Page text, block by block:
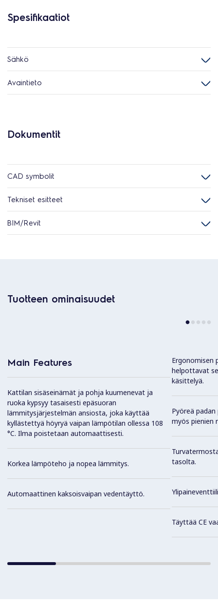
Spesifikaatiot
Sähkö
Avaintieto
Dokumentit
CAD symbolit
Tekniset esitteet
BIM/Revit
Tuotteen ominaisuudet
Main Features
Kattilan sisäseinämät ja pohja kuumenevat ja
ruoka kypsyy tasaisesti epäsuoran
lämmitysjärjestelmän ansiosta, joka käyttää
kyllästettyä höyryä vaipan lämpötilan ollessa 108
°C. Ilma poistetaan automaattisesti.
Korkea lämpöteho ja nopea lämmitys.
Automaattinen kaksoisvaipan vedentäyttö.
Ergonomisen
helpottavat
käsittelyä.
Pyöreä
myös pienien
tasolta.
Täyttää CE